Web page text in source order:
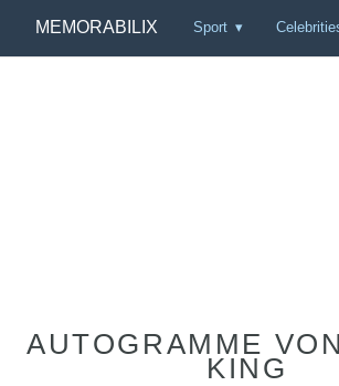
MEMORABILIX Sport
AUTOGRAMME
KING